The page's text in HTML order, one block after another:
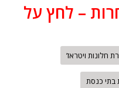
– לחץ על
חלונות ויטראז’
בתי כנסת